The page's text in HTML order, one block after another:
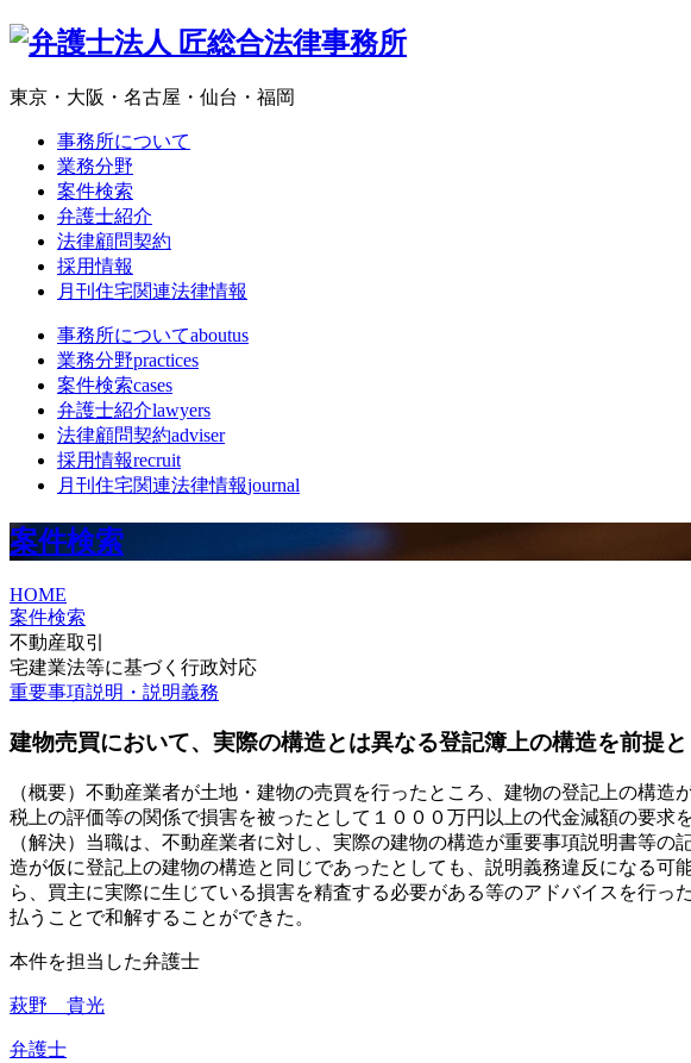
東京・大阪・名古屋・仙台・福岡
事務所について
業務分野
案件検索
弁護士紹介
法律顧問契約
採用情報
月刊住宅関連法律情報
事務所についてaboutus
業務分野practices
案件検索cases
弁護士紹介lawyers
法律顧問契約adviser
採用情報recruit
月刊住宅関連法律情報journal
案件検索
HOME
案件検索
不動産取引
宅建業法等に基づく行政対応
重要事項説明・説明義務
建物売買において、実際の構造とは異なる登記簿上の構造を前提
（概要）不動産業者が土地・建物の売買を行ったところ、建物の登記上の構
税上の評価等の関係で損害を被ったとして１０００万円以上の代金減額の要求
（解決）当職は、不動産業者に対し、実際の建物の構造が重要事項説明書等
造が仮に登記上の建物の構造と同じであったとしても、説明義務違反になる
ら、買主に実際に生じている損害を精査する必要がある等のアドバイスを行
払うことで和解することができた。
本件を担当した弁護士
萩野 貴光
弁護士